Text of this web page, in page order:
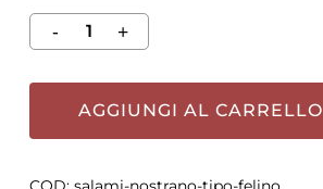
AGGIUNGI AL CARRELLO